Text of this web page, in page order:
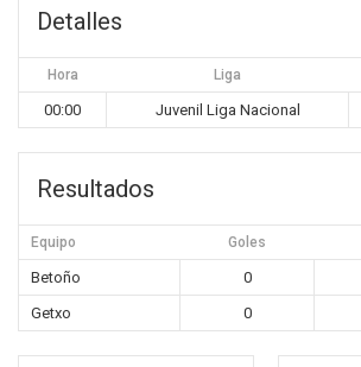
Detalles
Hora Liga
00:00 Juvenil Liga Nacional
Resultados
Equipo Goles
Betoño 0
Getxo
0